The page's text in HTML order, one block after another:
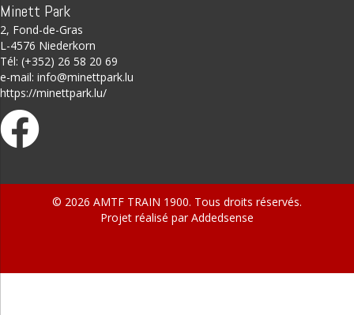
Minett Park
2, Fond-de-Gras
L-4576 Niederkorn
Tél: (+352) 26 58 20 69
e-mail: info@minettpark.lu
https://minettpark.lu/
© 2026 AMTF TRAIN 1900. Tous droits réservés.
Projet réalisé parAddedsense